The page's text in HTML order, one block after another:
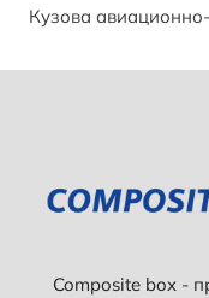
Кузова
Composite box -